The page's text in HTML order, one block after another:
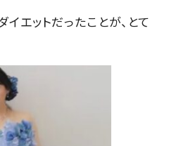
イエットだったことが、とて